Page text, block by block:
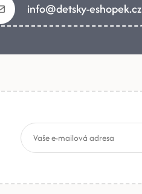
info@detsky-eshopek.cz